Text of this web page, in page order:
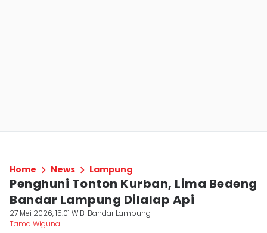
Home News Lampung
Penghuni Tonton Kurban, Lima Bedeng
Bandar Lampung Dilalap Api
27 Mei 2026, 15:01 WIB Bandar Lampung
Tama Wiguna